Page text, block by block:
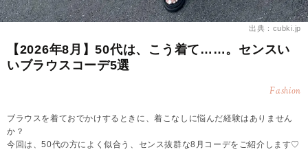
出典：cubki.jp
【2026年8月】50代は、こう着て……。センスい
いブラウスコーデ5選
Fashion
ブラウスを着ておでかけするときに、着こなしに悩んだ経験はありません
か？
今回は、50代の方によく似合う、センス抜群な8月コーデをご紹介します♡